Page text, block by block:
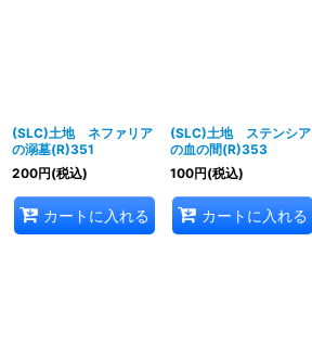
(SLC)土地 ネファリア
の溺墓(R)351
200円(税込)
カートに入れる
(SLC)土地 ステンシア
の血の間(R)353
100円(税込)
カートに入れる